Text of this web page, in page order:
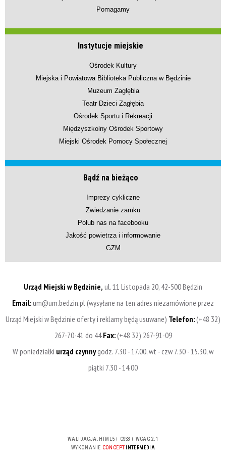
Pomagamy
Instytucje miejskie
Ośrodek Kultury
Miejska i Powiatowa Biblioteka Publiczna w Będzinie
Muzeum Zagłębia
Teatr Dzieci Zagłębia
Ośrodek Sportu i Rekreacji
Międzyszkolny Ośrodek Sportowy
Miejski Ośrodek Pomocy Społecznej
Bądź na bieżąco
Imprezy cykliczne
Zwiedzanie zamku
Polub nas na facebooku
Jakość powietrza i informowanie
GZM
Urząd Miejski w Będzinie, ul. 11 Listopada 20, 42-500 Będzin
Email:um@um.bedzin.pl (wysyłane na ten adres niezamówione przez
Urząd Miejski w Będzinie oferty i reklamy będą usuwane) Telefon:(+48 32)
267-70-41 do 44Fax:(+48 32) 267-91-09
W poniedziałki urząd czynnygodz. 7.30 - 17.00, wt - czw 7.30 - 15.30, w
piątki 7.30 - 14.00
WALIDACJA: HTML5+ CSS3 + WCAG 2.1
WYKONANIE CONCEPT INTERMEDIA